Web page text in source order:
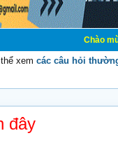
Chào mừng các
xem các câu hỏi
đây